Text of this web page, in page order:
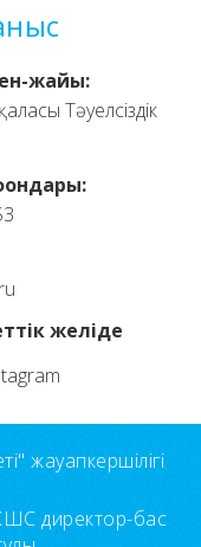
жайы:
Тәуелсіздік
желіде
жауапкершілігі
директор-бас